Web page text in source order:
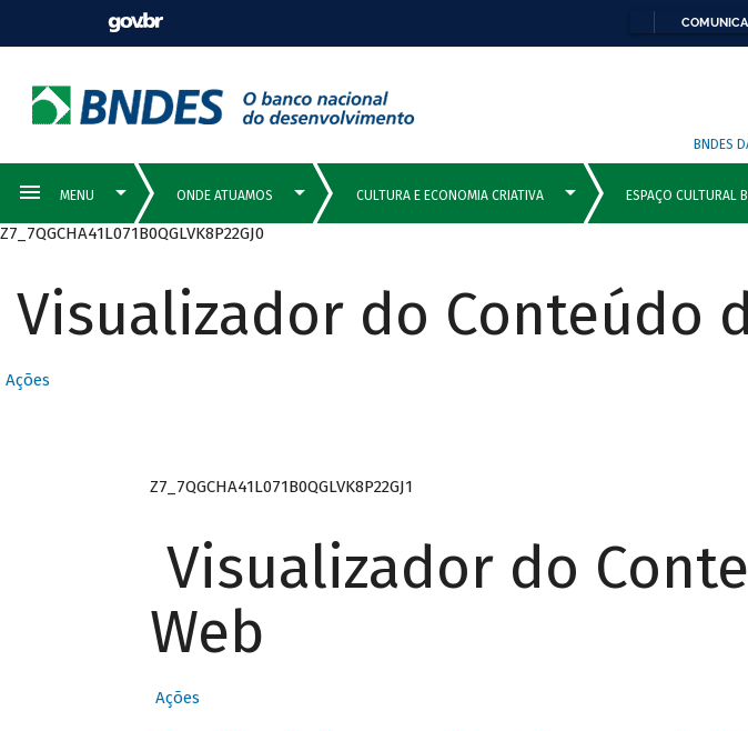
BNDES
Z7_7QGCHA41L071B0QGLVK8P22GJ0
Visualizador do Conteúdo
Ações
Z7_7QGCHA41L071B0QGLVK8P22GJ1
Visualizador do
Web
Ações